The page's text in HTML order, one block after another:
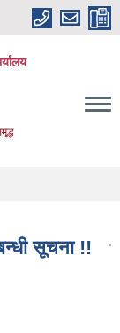
सूचना !!